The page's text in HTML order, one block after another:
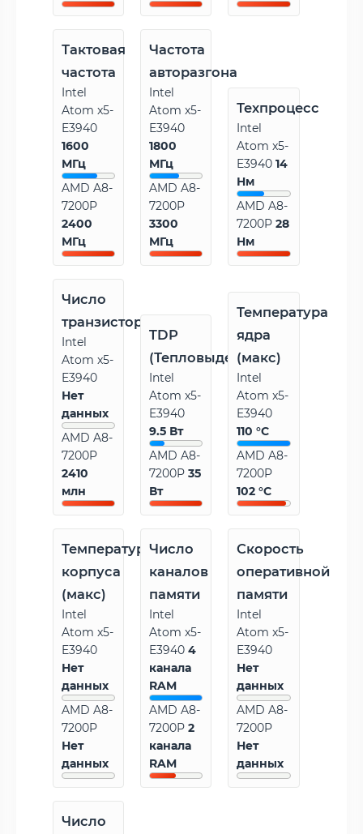
Тактовая
частота
Intel
Atom x5-
E3940
1600
МГц
AMD A8-
7200P
2400
МГц
Частота
авторазгона
Intel
Atom x5-
E3940
1800
МГц
AMD A8-
7200P
3300
МГц
Техпроцесс
Intel
Atom x5-
E394014
Нм
AMD A8-
7200P28
Нм
Число
транзисторов
Intel
Atom x5-
E3940
Нет
данных
AMD A8-
7200P
2410
млн
TDP
(Тепловыделение)
Intel
Atom x5-
E3940
9.5 Вт
AMD A8-
7200P35
Вт
Температура
ядра
(макс)
Intel
Atom x5-
E3940
110 °C
AMD A8-
7200P
102 °C
Температура
корпуса
(макс)
Intel
Atom x5-
E3940
Нет
данных
AMD A8-
7200P
Нет
данных
Число
каналов
памяти
Intel
Atom x5-
E39404
канала
RAM
AMD A8-
7200P2
канала
RAM
Скорость
оперативной
памяти
Intel
Atom x5-
E3940
Нет
данных
AMD A8-
7200P
Нет
данных
Число